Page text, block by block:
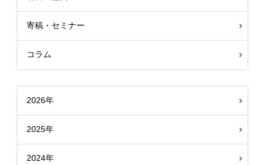
寄稿・セミナー
コラム
2026年
2025年
2024年